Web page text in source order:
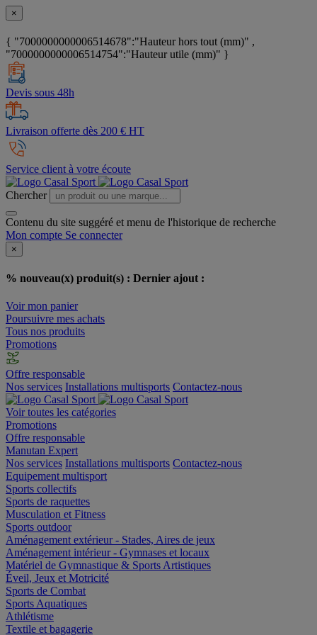
×
{ "7000000000006514678":"Hauteur hors tout (mm)" ,
"7000000000006514754":"Hauteur utile (mm)" }
Devis sous 48h
Livraison offerte dès 200 € HT
Service client à votre écoute
Chercher
Contenu du site suggéré et menu de l'historique de recherche
Mon compte Se connecter
×
% nouveau(x) produit(s) : Dernier ajout :
Voir mon panier
Poursuivre mes achats
Tous nos produits
Promotions
Offre responsable
Nos services Installations multisports Contactez-nous
Voir toutes les catégories
Promotions
Offre responsable
Manutan Expert
Nos services Installations multisports Contactez-nous
Equipement multisport
Sports collectifs
Sports de raquettes
Musculation et Fitness
Sports outdoor
Aménagement extérieur - Stades, Aires de jeux
Aménagement intérieur - Gymnases et locaux
Matériel de Gymnastique & Sports Artistiques
Éveil, Jeux et Motricité
Sports de Combat
Sports Aquatiques
Athlétisme
Textile et bagagerie